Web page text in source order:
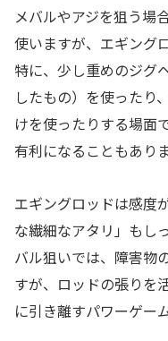
メバルやアジを狙う場
使いますが、エギング
特に、少し重めのジグ
したもの）を使ったり
けを使ったりする場面
有利になることもありま
エギングロッドは感度
な繊細なアタリ」もし
バル狙いでは、障害物
すが、ロッドの張りを
に引き離すパワーゲー